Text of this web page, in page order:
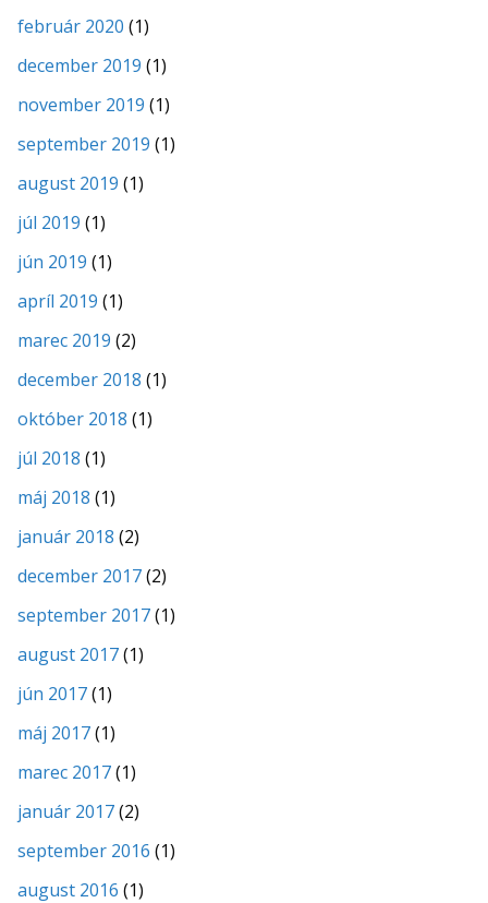
február 2020 (1)
december 2019 (1)
november 2019 (1)
september 2019 (1)
august 2019 (1)
júl 2019 (1)
jún 2019 (1)
apríl 2019 (1)
marec 2019 (2)
december 2018 (1)
október 2018 (1)
júl 2018 (1)
máj 2018 (1)
január 2018 (2)
december 2017(2)
september 2017(1)
august 2017(1)
jún 2017(1)
máj 2017(1)
marec 2017(1)
január 2017(2)
september 2016 (1)
august 2016 (1)